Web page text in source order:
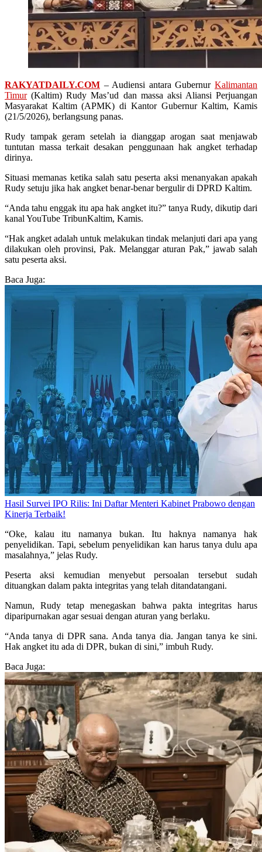
RAKYATDAILY.COM – Audiensi antara Gubernur Kalimantan
Timur(Kaltim) Rudy Mas’ud dan massa aksi Aliansi Perjuangan
Masyarakat Kaltim (APMK) di Kantor Gubernur Kaltim, Kamis
(21/5/2026), berlangsung panas.
Rudy tampak geram setelah ia dianggap arogan saat menjawab
tuntutan massa terkait desakan penggunaan hak angket terhadap
dirinya.
Situasi memanas ketika salah satu peserta aksi menanyakan apakah
Rudy setuju jika hak angket benar-benar bergulir di DPRD Kaltim.
“Anda tahu enggak itu apa hak angket itu?” tanya Rudy, dikutip dari
kanal YouTube TribunKaltim, Kamis.
“Hak angket adalah untuk melakukan tindak melanjuti dari apa yang
dilakukan oleh provinsi, Pak. Melanggar aturan Pak,” jawab salah
satu peserta aksi.
Baca Juga:
Hasil Survei IPO Rilis: Ini Daftar Menteri Kabinet Prabowo dengan
Kinerja Terbaik!
“Oke, kalau itu namanya bukan. Itu haknya namanya hak
penyelidikan. Tapi, sebelum penyelidikan kan harus tanya dulu apa
masalahnya,” jelas Rudy.
Peserta aksi kemudian menyebut persoalan tersebut sudah
dituangkan dalam pakta integritas yang telah ditandatangani.
Namun, Rudy tetap menegaskan bahwa pakta integritas harus
diparipurnakan agar sesuai dengan aturan yang berlaku.
“Anda tanya di DPR sana. Anda tanya dia. Jangan tanya ke sini.
Hak angket itu ada di DPR, bukan di sini,” imbuh Rudy.
Baca Juga: